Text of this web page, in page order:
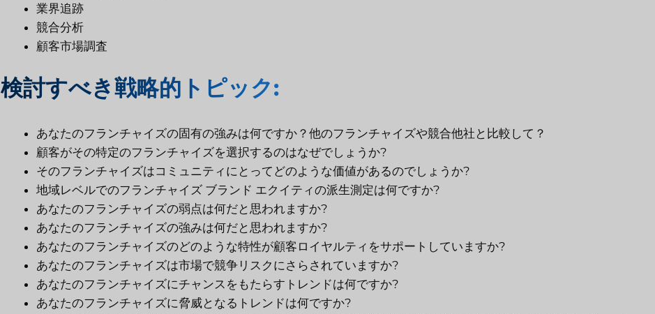
業界追跡
競合分析
顧客市場調査
検討すべき戦略的トピック:
あなたのフランチャイズの固有の強みは何ですか？他のフランチャイズや競合他社と比較して？
顧客がその特定のフランチャイズを選択するのはなぜでしょうか?
そのフランチャイズはコミュニティにとってどのような価値があるのでしょうか?
地域レベルでのフランチャイズ ブランド エクイティの派生測定は何ですか?
あなたのフランチャイズの弱点は何だと思われますか?
あなたのフランチャイズの強みは何だと思われますか?
あなたのフランチャイズのどのような特性が顧客ロイヤルティをサポートしていますか?
あなたのフランチャイズは市場で競争リスクにさらされていますか?
あなたのフランチャイズにチャンスをもたらすトレンドは何ですか?
あなたのフランチャイズに脅威となるトレンドは何ですか?